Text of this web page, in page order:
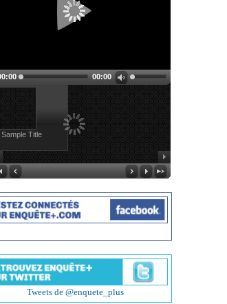
00:00
Sample Title
Tweets de @enquete_plus